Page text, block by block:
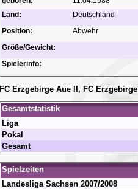
Land:
Deutschland
Position:
Abwehr
Größe/Gewicht:
Spielerinfo:
FC Erzgebirge Aue II, FC
Gesamtstatistik
Liga
Pokal
Gesamt
Spielzeiten
Landesliga Sachsen 2007/2008